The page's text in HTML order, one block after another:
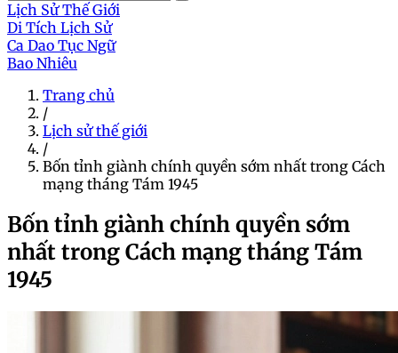
Lịch Sử Thế Giới
Di Tích Lịch Sử
Ca Dao Tục Ngữ
Bao Nhiêu
Trang chủ
/
Lịch sử thế giới
/
Bốn tỉnh giành chính quyền sớm nhất trong Cách
mạng tháng Tám 1945
Bốn tỉnh giành chính quyền sớm
nhất trong Cách mạng tháng Tám
1945